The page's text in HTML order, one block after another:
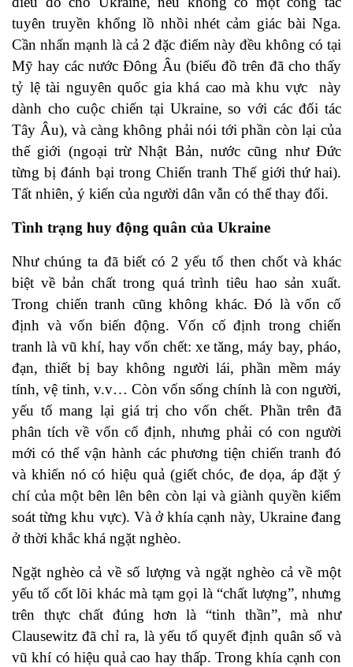
tuyên truyền khổng lồ nhồi nhét cảm giác bài Nga.
Cần nhấn mạnh là cả 2 đặc điểm này đều không có tại
Mỹ hay các nước Đông Âu (biểu đồ trên đã cho thấy
tỷ lệ tài nguyên quốc gia khá cao mà khu vực này
dành cho cuộc chiến tại Ukraine, so với các đối tác
Tây Âu), và càng không phải nói tới phần còn lại của
thế giới (ngoại trừ Nhật Bản, nước cũng như Đức
từng bị đánh bại trong Chiến tranh Thế giới thứ hai).
Tất nhiên, ý kiến của người dân vẫn có thể thay đổi.
Tình trạng huy động quân của Ukraine
Như chúng ta đã biết có 2 yếu tố then chốt và khác
biệt về bản chất trong quá trình tiêu hao sản xuất.
Trong chiến tranh cũng không khác. Đó là vốn cố
định và vốn biến động. Vốn cố định trong chiến
tranh là vũ khí, hay vốn chết: xe tăng, máy bay, pháo,
đạn, thiết bị bay không người lái, phần mềm máy
tính, vệ tinh, v.v… Còn vốn sống chính là con người,
yếu tố mang lại giá trị cho vốn chết. Phần trên đã
phân tích về vốn cố định, nhưng phải có con người
mới có thể vận hành các phương tiện chiến tranh đó
và khiến nó có hiệu quả (giết chóc, đe dọa, áp đặt ý
chí của một bên lên bên còn lại và giành quyền kiểm
soát từng khu vực). Và ở khía cạnh này, Ukraine đang
ở thời khắc khá ngặt nghèo.
Ngặt nghèo cả về số lượng và ngặt nghèo cả về một
yếu tố cốt lõi khác mà tạm gọi là “chất lượng”, nhưng
trên thực chất đúng hơn là “tinh thần”, mà như
Clausewitz đã chỉ ra, là yếu tố quyết định quân số và
vũ khí có hiệu quả cao hay thấp. Trong khía cạnh con